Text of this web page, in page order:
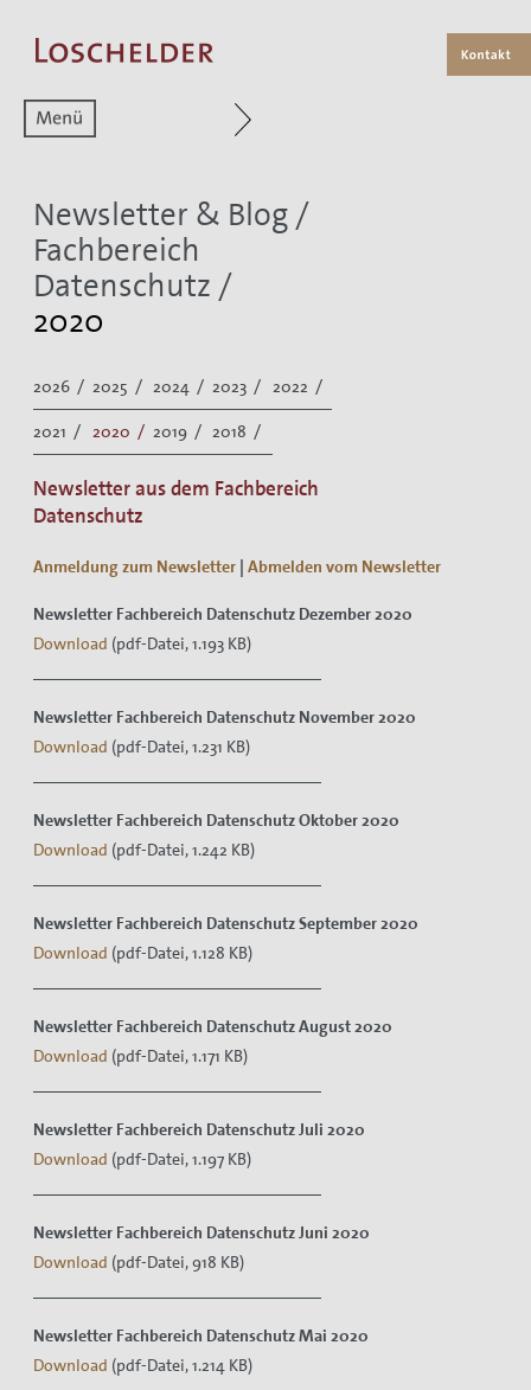
Newsletter & Blog /
Fachbereich
Datenschutz /
2020
2026 / 2025 / 2024 / 2023 / 2022 /
2021 / 2020 / 2019 / 2018 /
Newsletter aus dem Fachbereich
Datenschutz
Anmeldung zum Newsletter | Abmelden vom Newsletter
Newsletter Fachbereich Datenschutz Dezember 2020
Download (pdf-Datei, 1.193 KB)
Newsletter Fachbereich Datenschutz November 2020
Download (pdf-Datei, 1.231 KB)
Newsletter Fachbereich Datenschutz Oktober 2020
Download (pdf-Datei, 1.242 KB)
Newsletter Fachbereich Datenschutz September 2020
Download (pdf-Datei, 1.128 KB)
Newsletter Fachbereich Datenschutz August 2020
Download (pdf-Datei, 1.171 KB)
Newsletter Fachbereich Datenschutz Juli 2020
Download (pdf-Datei, 1.197 KB)
Newsletter Fachbereich Datenschutz Juni 2020
Download (pdf-Datei, 918 KB)
Newsletter Fachbereich Datenschutz Mai 2020
Download (pdf-Datei, 1.214 KB)